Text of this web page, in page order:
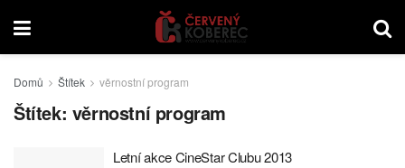
Domů Štítek věrnostní program
Štítek: věrnostní program
Letní akce CineStar Clubu 2013